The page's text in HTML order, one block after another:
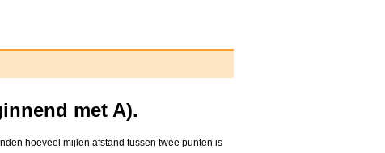
met A).
hoeveel mijlen afstand tussen twee punten is